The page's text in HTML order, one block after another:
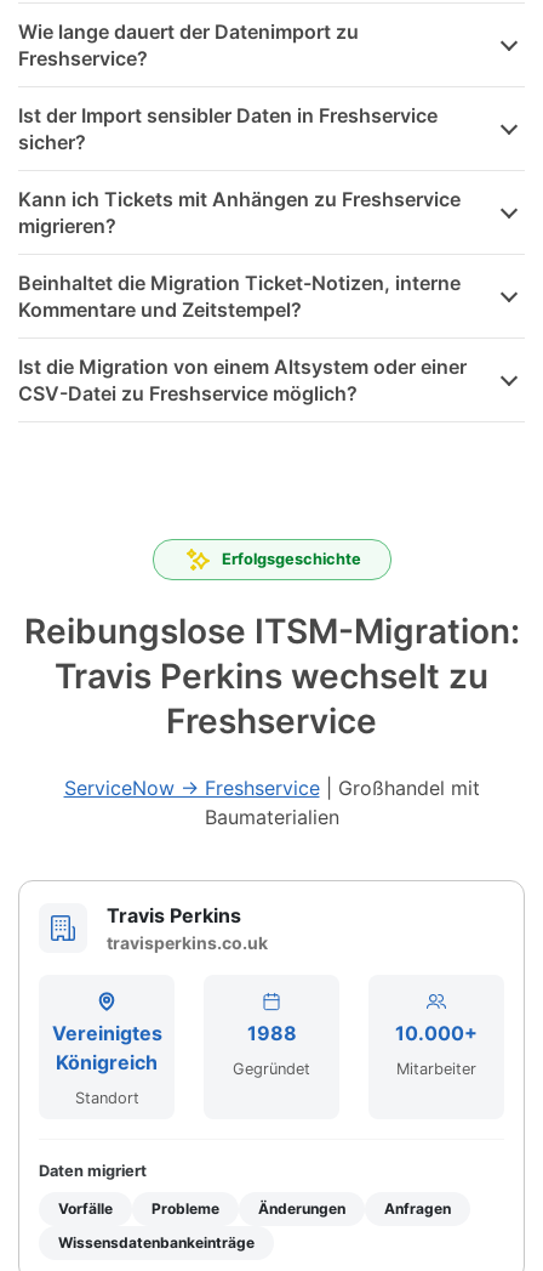
Wie lange dauert der Datenimport zu
Freshservice?
Ist der Import sensibler Daten in Freshservice
sicher?
Kann ich Tickets mit Anhängen zu Freshservice
migrieren?
Beinhaltet die Migration Ticket-Notizen, interne
Kommentare und Zeitstempel?
Ist die Migration von einem Altsystem oder einer
CSV-Datei zu Freshservice möglich?
Erfolgsgeschichte
Reibungslose ITSM-Migration:
Travis Perkins wechselt zu
Freshservice
ServiceNow → Freshservice| Großhandel mit
Baumaterialien
Travis Perkins
travisperkins.co.uk
Vereinigtes
Königreich
Standort
1988
Gegründet
10.000+
Mitarbeiter
Daten migriert
Vorfälle Probleme Änderungen
Anfragen
Wissensdatenbankeinträge